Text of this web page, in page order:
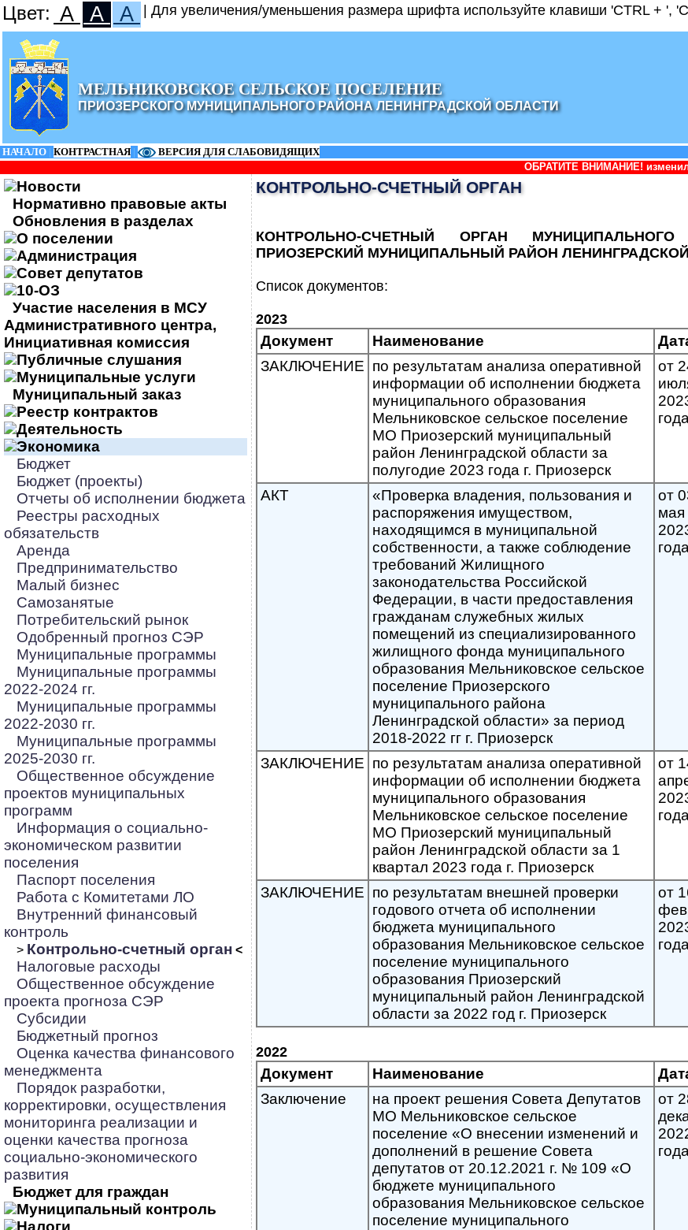
Цвет: A A A | Для увеличения/уменьшения размера шрифта используйте клавиши 'CTRL + ',
МЕЛЬНИКОВСКОЕ СЕЛЬСКОЕ ПОСЕЛЕНИЕ
ПРИОЗЕРСКОГО МУНИЦИПАЛЬНОГО РАЙОНА ЛЕНИНГРАДСКОЙ ОБЛАСТИ
НАЧАЛО | КОНТРАСТНАЯ |
ВЕРСИЯ ДЛЯ СЛАБОВИДЯЩИХ
ОБРАТИТЕ ВНИМАНИЕ! изменилось
Новости
Нормативно правовые акты
Обновления в разделах
О поселении
Администрация
Совет депутатов
10-ОЗ
Участие населения в МСУ
Административного центра,
Инициативная комиссия
Публичные слушания
Муниципальные услуги
Муниципальный заказ
Реестр контрактов
Деятельность
Экономика
Бюджет
Бюджет (проекты)
Отчеты об исполнении бюджета
Реестры расходных
обязательств
Аренда
Предпринимательство
Малый бизнес
Самозанятые
Потребительский рынок
Одобренный прогноз СЭР
Муниципальные программы
Муниципальные программы
2022-2024 гг.
Муниципальные программы
2022-2030 гг.
Муниципальные программы
2025-2030 гг.
Общественное обсуждение
проектов муниципальных
программ
Информация о социально-
экономическом развитии
поселения
Паспорт поселения
Работа с Комитетами ЛО
Внутренний финансовый
контроль
> Контрольно-счетный орган <
Налоговые расходы
Общественное обсуждение
проекта прогноза СЭР
Субсидии
Бюджетный прогноз
Оценка качества финансового
менеджмента
Порядок разработки,
корректировки, осуществления
мониторинга реализации и
оценки качества прогноза
социально-экономического
развития
Бюджет для граждан
Муниципальный контроль
Налоги
КОНТРОЛЬНО-СЧЕТНЫЙ ОРГАН
КОНТРОЛЬНО-СЧЕТНЫЙ ОРГАН МУНИЦИПАЛЬНОГО
ПРИОЗЕРСКИЙ МУНИЦИПАЛЬНЫЙ РАЙОН
Список документов:
2023
Документ Наименование
ЗАКЛЮЧЕНИЕ по результатам анализа оперативной
информации об исполнении бюджета
муниципального образования
Мельниковское сельское поселение
МО Приозерский муниципальный
район Ленинградской области за
полугодие 2023 года г. Приозерск
от
года
АКТ
«Проверка владения, пользования и
распоряжения имуществом,
находящимся в муниципальной
собственности, а также соблюдение
требований Жилищного
законодательства Российской
Федерации, в части предоставления
гражданам служебных жилых
помещений из специализированного
жилищного фонда муниципального
образования Мельниковское сельское
поселение Приозерского
муниципального района
Ленинградской области» за период
2018-2022 гг г. Приозерск
от
мая
года
ЗАКЛЮЧЕНИЕ по результатам анализа оперативной
информации об исполнении бюджета
муниципального образования
Мельниковское сельское поселение
МО Приозерский муниципальный
район Ленинградской области за 1
квартал 2023 года г. Приозерск
от
года
ЗАКЛЮЧЕНИЕ по результатам внешней проверки
годового отчета об исполнении
бюджета муниципального
образования Мельниковское сельское
поселение муниципального
образования Приозерский
муниципальный район Ленинградской
области за 2022 год г. Приозерск
от
года
2022
Документ Наименование
Заключение
на проект решения Совета Депутатов
МО Мельниковское сельское
поселение «О внесении изменений и
дополнений в решение Совета
депутатов от 20.12.2021 г. № 109 «О
бюджете муниципального
образования Мельниковское сельское
поселение муниципального
от
года